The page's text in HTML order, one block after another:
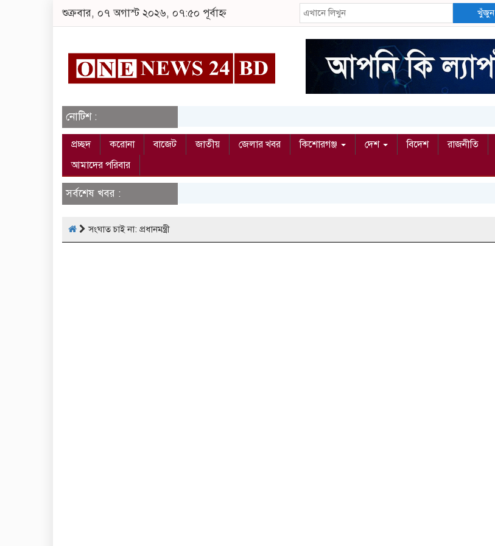
শুক্রবার, ০৭ অগাস্ট ২০২৬, ০৭:৫০ পূর্বাহ্ন খুঁজুন
নোটিশ :
প্রচ্ছদ করোনা বাজেট জাতীয় জেলার খবর কিশোরগঞ্জ দেশ বিদেশ রাজনীতি
আমাদের পরিবার
সর্বশেষ খবর :
সংঘাত চাই না: প্রধানমন্ত্রী